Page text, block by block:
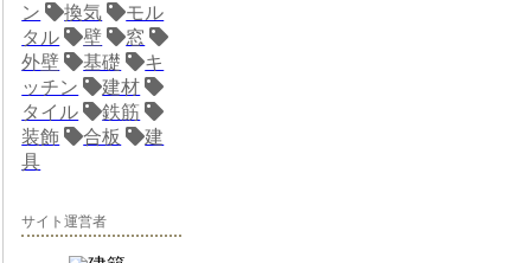
ン
換気
モル
タル
壁
窓
外壁
基礎
キ
ッチン
建材
タイル
鉄筋
装飾
合板
建
具
サイト運営者